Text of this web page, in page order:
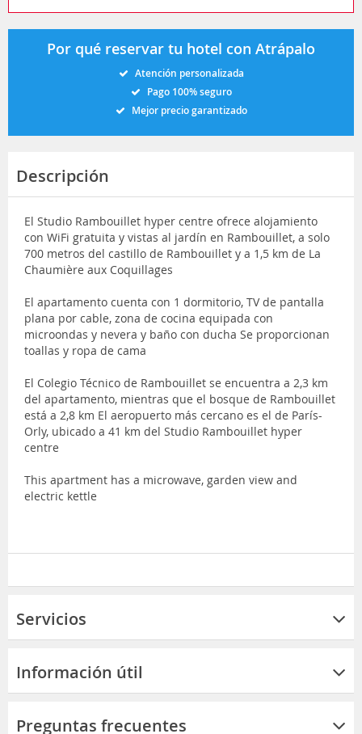
Por qué reservar tu hotel con Atrápalo
Atención personalizada
Pago 100% seguro
Mejor precio garantizado
Descripción
El Studio Rambouillet hyper centre ofrece alojamiento
con WiFi gratuita y vistas al jardín en Rambouillet, a solo
700 metros del castillo de Rambouillet y a 1,5 km de La
Chaumière aux Coquillages
El apartamento cuenta con 1 dormitorio, TV de pantalla
plana por cable, zona de cocina equipada con
microondas y nevera y baño con ducha Se proporcionan
toallas y ropa de cama
El Colegio Técnico de Rambouillet se encuentra a 2,3 km
del apartamento, mientras que el bosque de Rambouillet
está a 2,8 km El aeropuerto más cercano es el de París-
Orly, ubicado a 41 km del Studio Rambouillet hyper
centre
This apartment has a microwave, garden view and
electric kettle
Servicios
Información útil
Preguntas frecuentes